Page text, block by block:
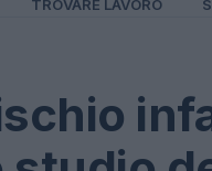
TROVARE LAVORO